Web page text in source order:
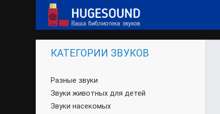
КАТЕГОРИИ ЗВУКОВ
Разные звуки
Звуки животных для детей
Звуки насекомых